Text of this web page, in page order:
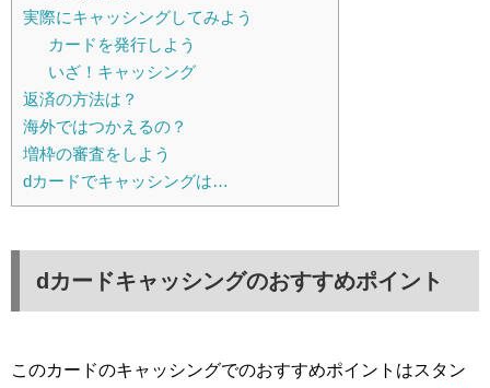
実際にキャッシングしてみよう
カードを発行しよう
いざ！キャッシング
返済の方法は？
海外ではつかえるの？
増枠の審査をしよう
dカードでキャッシングは…
dカードキャッシングのおすすめポイント
このカードのキャッシングでのおすすめポイントはスタン